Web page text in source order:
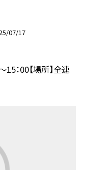
07/17
15：00【場所】全連